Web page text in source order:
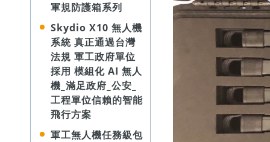
軍規防護箱系列
Skydio X10 無人機
系統 真正通過台灣
法規 軍工政府單位
採用 模組化 AI 無人
機_滿足政府_公安_
工程單位信賴的智能
飛行方案
軍工無人機任務級包